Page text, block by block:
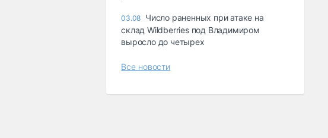
03.08 Число раненных при атаке на
склад Wildberries под Владимиром
выросло до четырех
Все новости